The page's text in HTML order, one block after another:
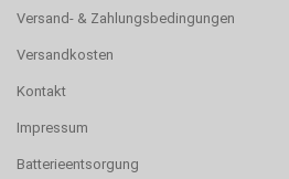
Versand- & Zahlungsbedingungen
Versandkosten
Kontakt
Impressum
Batterieentsorgung